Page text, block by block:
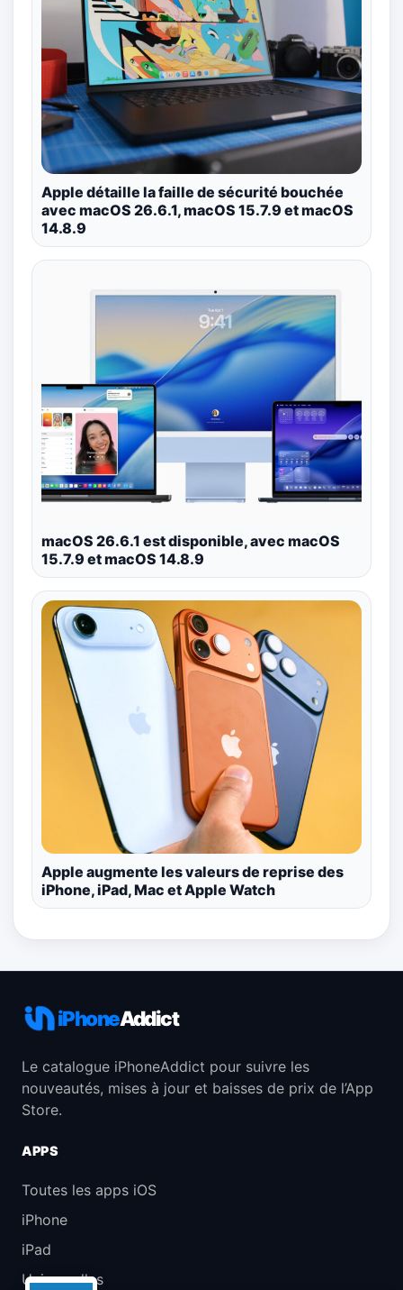
Apple détaille la faille de sécurité bouchée
avec macOS 26.6.1, macOS 15.7.9 et macOS
14.8.9
macOS 26.6.1 est disponible, avec macOS
15.7.9 et macOS 14.8.9
Apple augmente les valeurs de reprise des
iPhone, iPad, Mac et Apple Watch
iPhoneAddict
Le catalogue iPhoneAddict pour suivre les
nouveautés, mises à jour et baisses de prix de l’App
Store.
APPS
Toutes les apps iOS
iPhone
iPad
Universelles